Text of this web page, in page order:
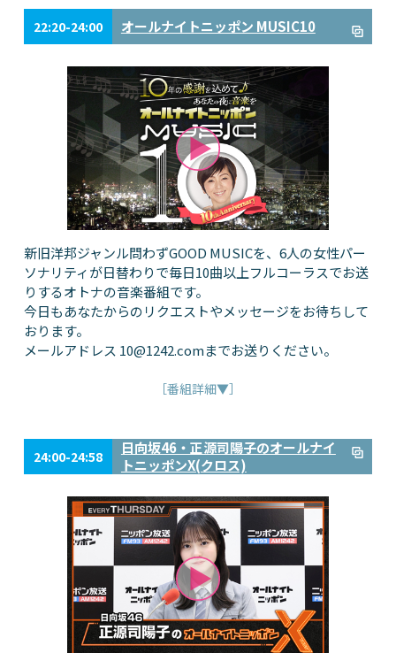
22:20-24:00 オールナイトニッポン MUSIC10
新旧洋邦ジャンル問わずGOOD MUSICを、6人の女性パー
ソナリティが日替わりで毎日10曲以上フルコーラスでお送
りするオトナの音楽番組です。
今日もあなたからのリクエストやメッセージをお待ちして
おります。
メールアドレス 10@1242.comまでお送りください。
［番組詳細▼］
24:00-24:58
日向坂46・正源司陽子のオールナイ
トニッポンX(クロス)